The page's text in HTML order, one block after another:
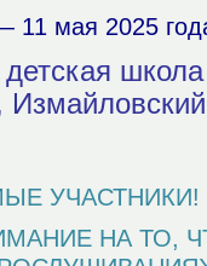
11 мая 2025
УЧАСТНИКИ!
НА ТО,